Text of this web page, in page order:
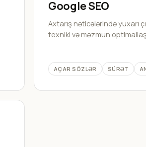
Google SEO
Axtarış nəticələrində yuxarı
texniki və məzmun
AÇAR SÖZLƏR SÜRƏT